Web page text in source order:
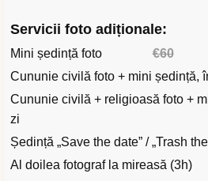
Servicii foto adiționale:
Mini ședință foto €60
Cununie civilă foto + mini ședință,
Cununie civilă + religioasă foto +
zi
Ședință „Save the date” / „Trash
Al doilea fotograf la mireasă (3h)